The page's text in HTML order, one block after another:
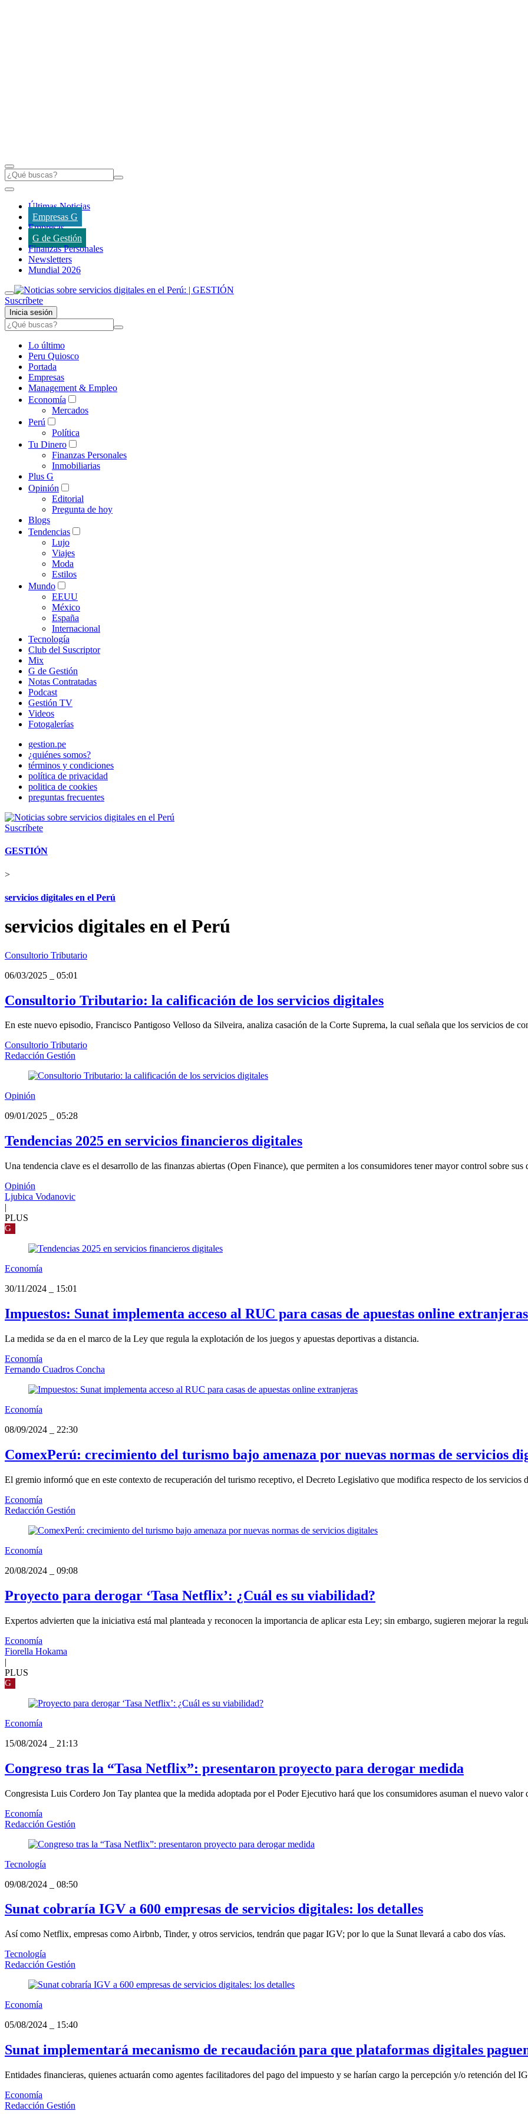
Últimas Noticias
Empresas G
Empresas
G de Gestión
Finanzas Personales
Newsletters
Mundial 2026
Suscríbete
Inicia sesión
Lo último
Peru Quiosco
Portada
Empresas
Management & Empleo
Economía
Mercados
Perú
Política
Tu Dinero
Finanzas Personales
Inmobiliarias
Plus G
Opinión
Editorial
Pregunta de hoy
Blogs
Tendencias
Lujo
Viajes
Moda
Estilos
Mundo
EEUU
México
España
Internacional
Tecnología
Club del Suscriptor
Mix
G de Gestión
Notas Contratadas
Podcast
Gestión TV
Videos
Fotogalerías
gestion.pe
¿quiénes somos?
términos y condiciones
política de privacidad
politica de cookies
preguntas frecuentes
Suscríbete
GESTIÓN
>
servicios digitales en el Perú
servicios digitales en el Perú
Consultorio Tributario
06/03/2025
05:01
Consultorio Tributario: la calificación de los servicios digitales
En este nuevo episodio, Francisco Pantigoso Velloso da Silveira, analiza casación de la Corte Suprema, la cual señala que los servicios de
Consultorio Tributario
Redacción Gestión
Opinión
09/01/2025
05:28
Tendencias 2025 en servicios financieros digitales
Una tendencia clave es el desarrollo de las finanzas abiertas (Open Finance), que permiten a los consumidores tener mayor control sobre sus
Opinión
Ljubica Vodanovic
|
PLUS
G
Economía
30/11/2024
15:01
Impuestos: Sunat implementa acceso al RUC para casas de apuestas online extranjeras
La medida se da en el marco de la Ley que regula la explotación de los juegos y apuestas deportivas a distancia.
Economía
Fernando Cuadros Concha
Economía
08/09/2024
22:30
ComexPerú: crecimiento del turismo bajo amenaza por nuevas normas de servicios
El gremio informó que en este contexto de recuperación del turismo receptivo, el Decreto Legislativo que modifica respecto de los servicios
Economía
Redacción Gestión
Economía
20/08/2024
09:08
Proyecto para derogar ‘Tasa Netflix’: ¿Cuál es su viabilidad?
Expertos advierten que la iniciativa está mal planteada y reconocen la importancia de aplicar esta Ley; sin embargo, sugieren mejorar la
Economía
Fiorella Hokama
|
PLUS
G
Economía
15/08/2024
21:13
Congreso tras la “Tasa Netflix”: presentaron proyecto para derogar medida
Congresista Luis Cordero Jon Tay plantea que la medida adoptada por el Poder Ejecutivo hará que los consumidores asuman el nuevo valor
Economía
Redacción Gestión
Tecnología
09/08/2024
08:50
Sunat cobraría IGV a 600 empresas de servicios digitales: los detalles
Así como Netflix, empresas como Airbnb, Tinder, y otros servicios, tendrán que pagar IGV; por lo que la Sunat llevará a cabo dos vías.
Tecnología
Redacción Gestión
Economía
05/08/2024
15:40
Sunat implementará mecanismo de recaudación para que plataformas digitales
Entidades financieras, quienes actuarán como agentes facilitadores del pago del impuesto y se harían cargo la percepción y/o retención del
Economía
Redacción Gestión